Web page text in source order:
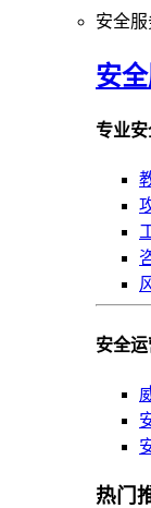
安全
安
专业
安全
热门